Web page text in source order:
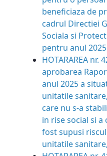
beneficiaza de
cadrul Directiei
Sociala si
pentru anul 2025
HOTARAREA nr.
aprobarea
anul 2025 a
unitatile
care nu s-a
in rise social si
fost supusi
unitatile